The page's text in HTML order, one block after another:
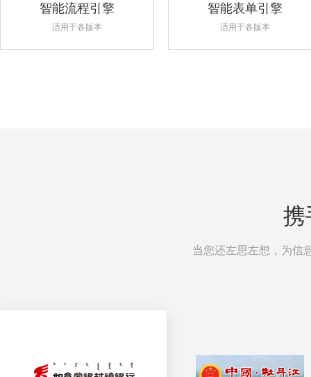
智能流程引擎
适用于各版本
智能表单引擎
适用于各版本
携
当您还左思左想，为信